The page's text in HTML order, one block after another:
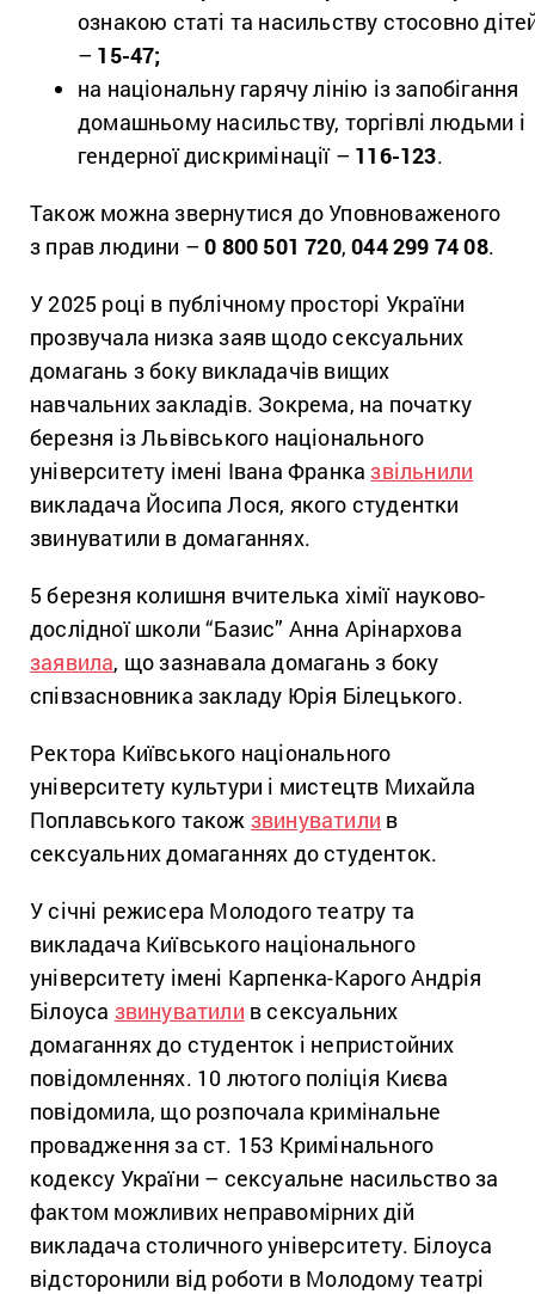
ознакою статі та насильству стосовно
– 15-47;
на національну гарячу лінію із запобігання
домашньому насильству, торгівлі людьми і
гендерної дискримінації – 116-123.
Також можна звернутися до Уповноваженого
з прав людини –0 800 501 720, 044 299 74 08.
У 2025 році в публічному просторі України
прозвучала низка заяв щодо сексуальних
домагань з боку викладачів вищих
навчальних закладів. Зокрема, на початку
березня із Львівського національного
університету імені Івана Франказвільнили
викладача Йосипа Лося, якого студентки
звинуватили в домаганнях.
5 березня колишня вчителька хімії науково-
дослідної школи “Базис” Анна Арінархова
заявила, що зазнавала домагань з боку
співзасновника закладу Юрія Білецького.
Ректора Київського національного
університету культури і мистецтв Михайла
Поплавського також звинуватили в
сексуальних домаганнях до студенток.
У січні режисера Молодого театру та
викладача Київського національного
університету імені Карпенка-Карого Андрія
Білоуса звинуватили в сексуальних
домаганнях до студенток і непристойних
повідомленнях. 10 лютого поліція Києва
повідомила, що розпочала кримінальне
провадження за ст. 153 Кримінального
кодексу України – сексуальне насильство за
фактом можливих неправомірних дій
викладача столичного університету. Білоуса
відсторонили від роботи в Молодому театрі